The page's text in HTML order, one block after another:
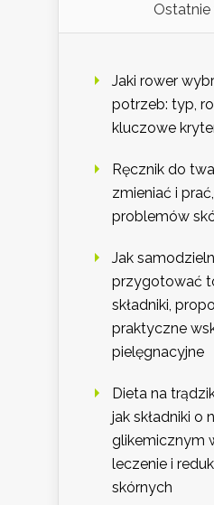
Jaki rower
potrzeb: typ,
kluczowe
Ręcznik do
zmieniać i
problemów
Jak
przygotować
składniki,
praktyczne
pielęgnacyjne
Dieta na
jak składniki o
glikemicznym
leczenie i
skórnych